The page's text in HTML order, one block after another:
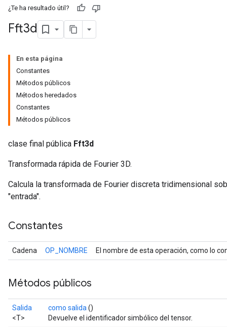
¿Te ha resultado útil?
Fft3d
En esta página
Constantes
Métodos públicos
Métodos heredados
Constantes
Métodos públicos
clase final pública Fft3d
Transformada rápida de Fourier 3D.
Calcula la transformada de Fourier discreta tridimensional
"entrada".
Constantes
Cadena OP_NOMBRE El nombre de esta operación, como lo
Métodos públicos
Salida
<T>
como salida ()
Devuelve el identificador simbólico del tensor.